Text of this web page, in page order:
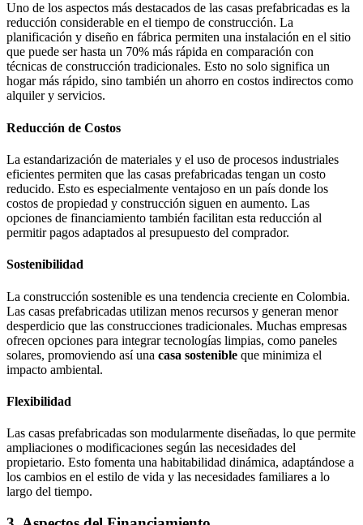
Uno de los aspectos más destacados de las casas prefabricadas es la
reducción considerable en el tiempo de construcción. La
planificación y diseño en fábrica permiten una instalación en el sitio
que puede ser hasta un 70% más rápida en comparación con
técnicas de construcción tradicionales. Esto no solo significa un
hogar más rápido, sino también un ahorro en costos indirectos como
alquiler y servicios.
Reducción de Costos
La estandarización de materiales y el uso de procesos industriales
eficientes permiten que las casas prefabricadas tengan un costo
reducido. Esto es especialmente ventajoso en un país donde los
costos de propiedad y construcción siguen en aumento. Las
opciones de financiamiento también facilitan esta reducción al
permitir pagos adaptados al presupuesto del comprador.
Sostenibilidad
La construcción sostenible es una tendencia creciente en Colombia.
Las casas prefabricadas utilizan menos recursos y generan menor
desperdicio que las construcciones tradicionales. Muchas empresas
ofrecen opciones para integrar tecnologías limpias, como paneles
solares, promoviendo así una casa sostenible que minimiza el
impacto ambiental.
Flexibilidad
Las casas prefabricadas son modularmente diseñadas, lo que permite
ampliaciones o modificaciones según las necesidades del
propietario. Esto fomenta una habitabilidad dinámica, adaptándose a
los cambios en el estilo de vida y las necesidades familiares a lo
largo del tiempo.